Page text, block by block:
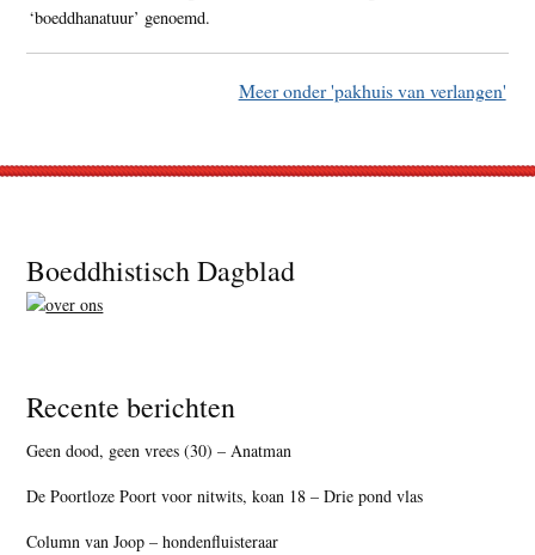
‘boeddhanatuur’ genoemd.
Meer onder 'pakhuis van verlangen'
Footer
Boeddhistisch Dagblad
Recente berichten
Geen dood, geen vrees (30) – Anatman
De Poortloze Poort voor nitwits, koan 18 – Drie pond vlas
Column van Joop – hondenfluisteraar